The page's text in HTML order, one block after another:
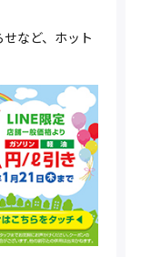
など、ホット